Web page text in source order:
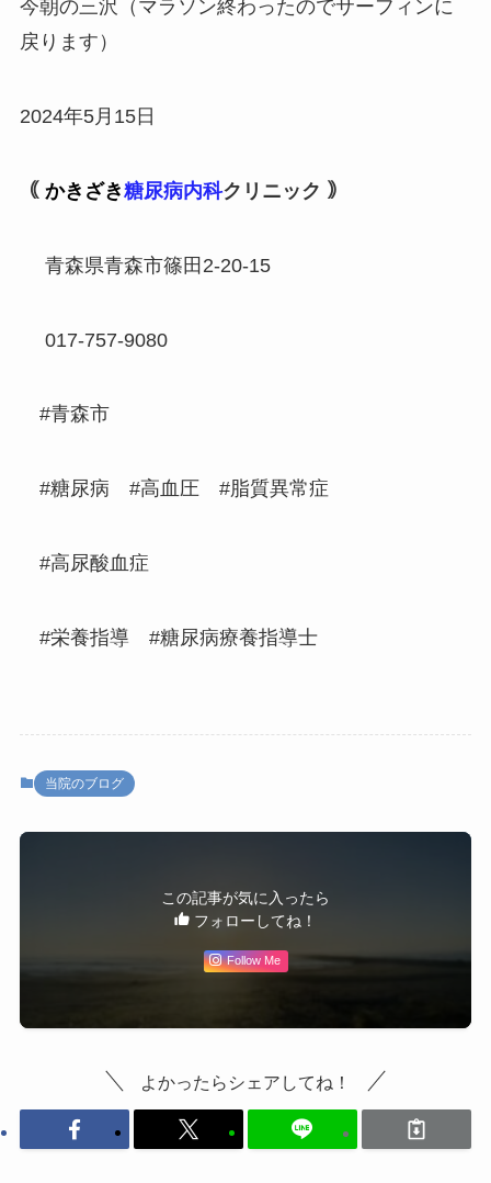
今朝の三沢（マラソン終わったのでサーフィンに
戻ります）
2024年5月15日
｟ かきざき糖尿病内科クリニック ｠
青森県青森市篠田2-20-15
017-757-9080
#青森市
#糖尿病 #高血圧 #脂質異常症
#高尿酸血症
#栄養指導 #糖尿病療養指導士
当院のブログ
この記事が気に入ったら
フォローしてね！
Follow Me
よかったらシェアしてね！